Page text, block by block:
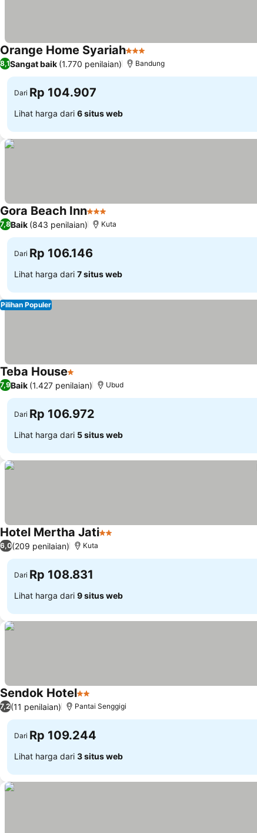
Orange Home Syariah3 Bintang
8,1Sangat baik (1.770 penilaian) Bandung
Dari Rp 104.907
Lihat harga dari 6 situs web
Gora Beach Inn3 Bintang
7,8Baik (843 penilaian) Kuta
Dari Rp 106.146
Lihat harga dari 7 situs web
Pilihan Populer
Teba House1 Bintang
7,9Baik (1.427 penilaian) Ubud
Dari Rp 106.972
Lihat harga dari 5 situs web
Hotel Mertha Jati2 Bintang
6,0(209 penilaian) Kuta
Dari Rp 108.831
Lihat harga dari 9 situs web
Sendok Hotel2 Bintang
7,2(11 penilaian) Pantai Senggigi
Dari Rp 109.244
Lihat harga dari 3 situs web